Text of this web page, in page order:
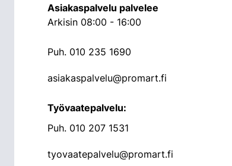
Asiakaspalvelu palvelee
Arkisin 08:00 - 16:00
Puh. 010 235 1690
asiakaspalvelu@promart.fi
Työvaatepalvelu:
Puh. 010 207 1531
tyovaatepalvelu@promart.fi